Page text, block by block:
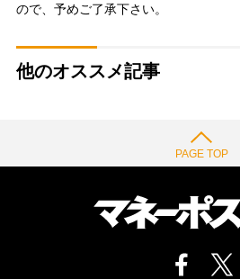
ので、予めご了承下さい。
他のオススメ記事
PAGE TOP